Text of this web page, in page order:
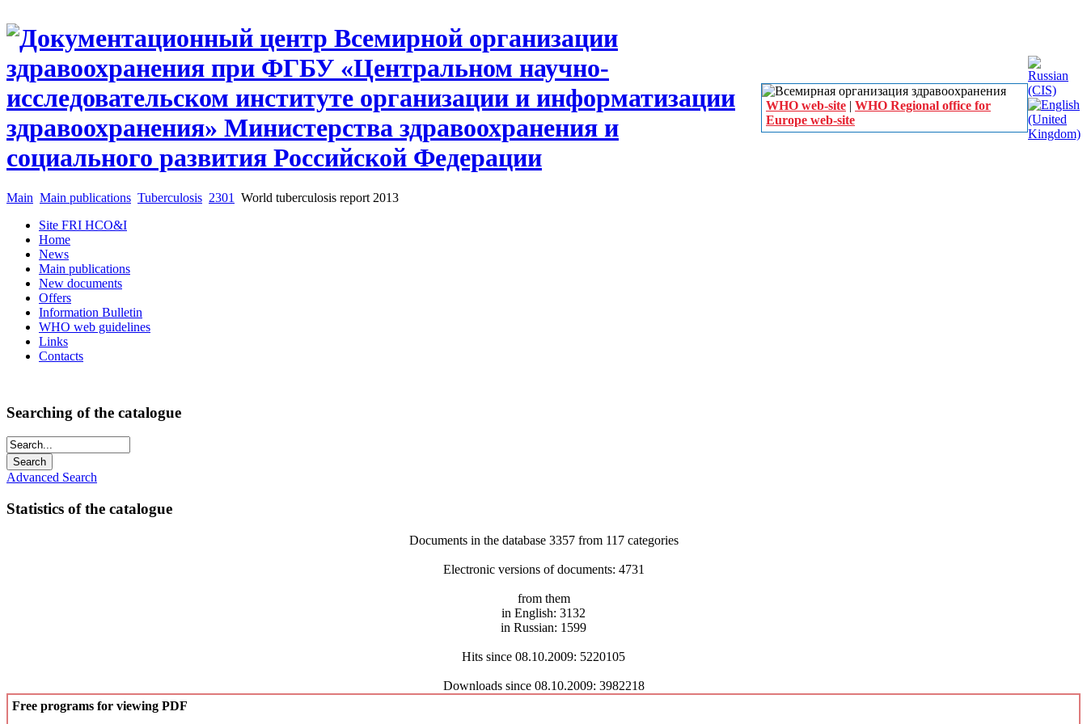
WHO web-site | WHO Regional office for
Europe web-site
Main Main publications Tuberculosis 2301
World tuberculosis report 2013
Site FRI HCO&I
Home
News
Main publications
New documents
Offers
Information Bulletin
WHO web guidelines
Links
Contacts
Searching of the catalogue
Advanced Search
Statistics of the catalogue
Documents in the database 3357 from 117 categories
Electronic versions of documents: 4731
from them
in English: 3132
in Russian: 1599
Hits since 08.10.2009: 5220105
Downloads since 08.10.2009: 3982218
Free programs for viewing PDF